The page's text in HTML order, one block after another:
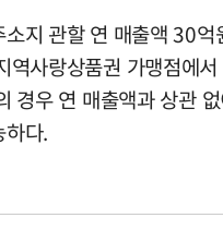
지 관할 연 매출액 30억
역사랑상품권 가맹점에
경우 연 매출액과 상관
다.